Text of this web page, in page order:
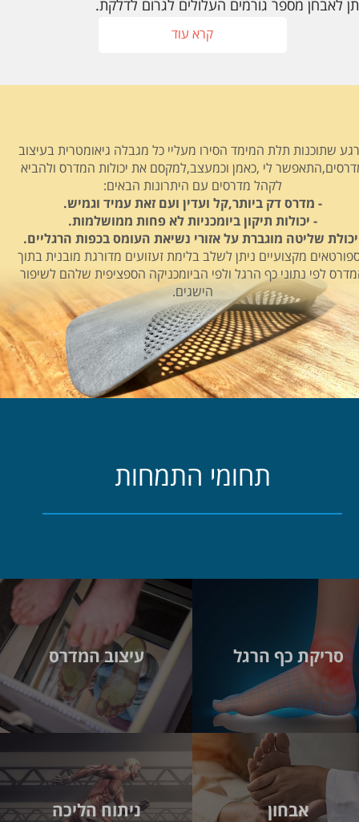
לאבחן מספר גורמים העלולים לגרום לדלקת.
קרא עוד
שתוכנות תלת המימד הסירו מעליי כל מגבלה גיאומטרית בעיצוב
לי ,כאמן וכמעצב,למקסם את יכולות המדרס ולהביא
לקהל מדרסים עם היתרונות הבאים:
- מדרס דק ביותר,קל ועדין ועם זאת עמיד וגמיש.
- יכולות תיקון ביומכניות לא פחות ממושלמות.
שליטה מוגברת על אזורי נשיאת העומס בכפות הרגליים.
מקצועיים ניתן לשלב בלימת זעזועים מדורגת מובנית בתוך
לפי נתוני כף הרגל ולפי הביומכניקה הספציפית שלהם לשיפור
הישגים.
תחומי התמחות
עיצוב המדרס סריקת כף הרגל
ניתוח הליכה אבחון